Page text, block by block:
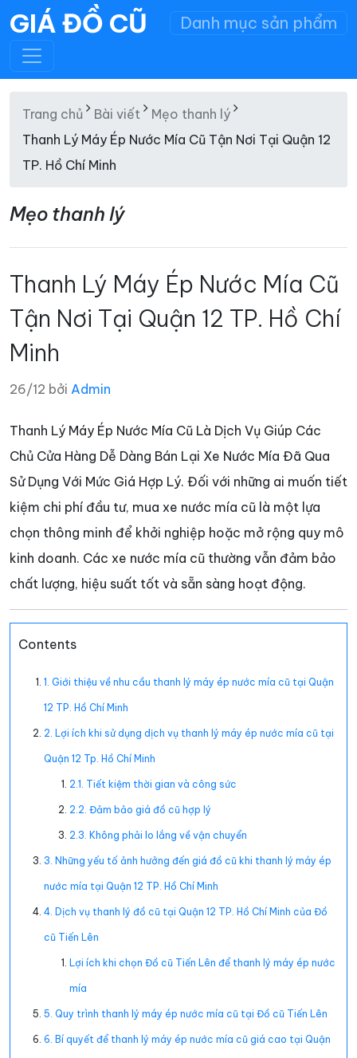
GIÁ ĐỒ CŨ Danh mục sản phẩm
Trang chủ Bài viết
Mẹo thanh lý
Thanh Lý Máy Ép Nước Mía Cũ Tận Nơi Tại Quận 12
TP. Hồ Chí Minh
Mẹo thanh lý
Thanh Lý Máy Ép Nước Mía Cũ
Tận Nơi Tại Quận 12 TP. Hồ Chí
Minh
26/12 bởi Admin
Thanh Lý Máy Ép Nước Mía Cũ Là Dịch Vụ Giúp Các
Chủ Cửa Hàng Dễ Dàng Bán Lại Xe Nước Mía Đã Qua
Sử Dụng Với Mức Giá Hợp Lý. Đối với những ai muốn tiết
kiệm chi phí đầu tư, mua xe nước mía cũ là một lựa
chọn thông minh để khởi nghiệp hoặc mở rộng quy mô
kinh doanh. Các xe nước mía cũ thường vẫn đảm bảo
chất lượng, hiệu suất tốt và sẵn sàng hoạt động.
Contents
1. Giới thiệu về nhu cầu thanh lý máy ép nước mía cũ tại Quận
12 TP. Hồ Chí Minh
2. Lợi ích khi sử dụng dịch vụ thanh lý máy ép nước mía cũ tại
Quận 12 Tp. Hồ Chí Minh​​​​​​​
2.1. Tiết kiệm thời gian và công sức
2.2. Đảm bảo giá đồ cũ hợp lý
2.3. Không phải lo lắng về vận chuyển
3. Những yếu tố ảnh hưởng đến giá đồ cũ khi thanh lý máy ép
nước mía tại Quận 12 TP. Hồ Chí Minh
4. Dịch vụ thanh lý đồ cũ tại Quận 12 TP. Hồ Chí Minh của Đồ
cũ Tiến Lên
Lợi ích khi chọn Đồ cũ Tiến Lên để thanh lý máy ép nước
mía
5. Quy trình thanh lý máy ép nước mía cũ tại Đồ cũ Tiến Lên
6. Bí quyết để thanh lý máy ép nước mía cũ giá cao tại Quận